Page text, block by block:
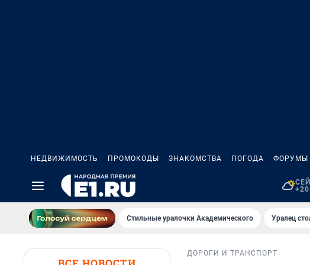
НЕДВИЖИМОСТЬ ПРОМОКОДЫ ЗНАКОМСТВА ПОГОДА ФОРУМЫ
Стильные уралочки Академического Уралец
ДОРОГИ И ТРАНСПОРТ